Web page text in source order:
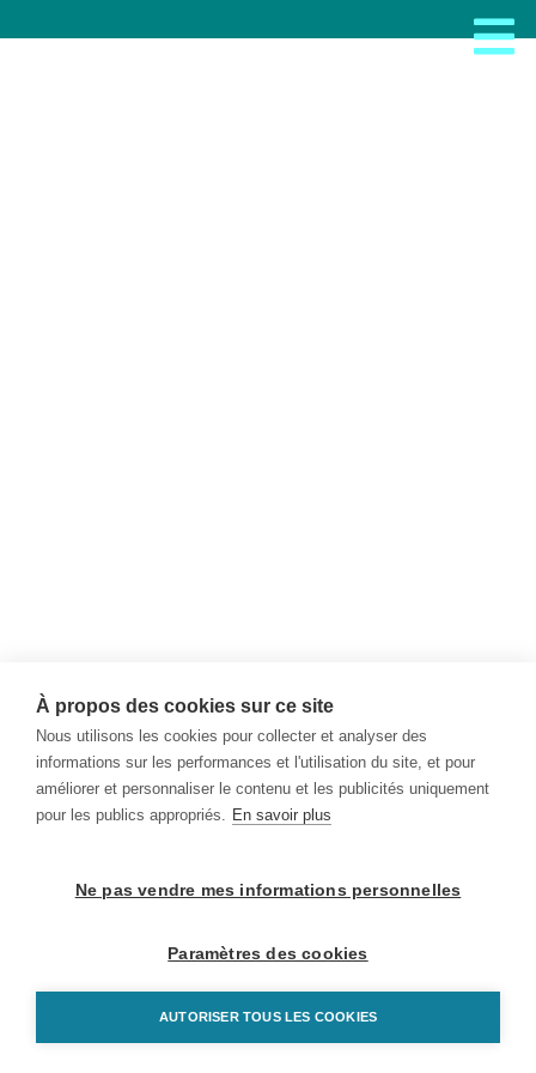
À propos des cookies sur ce site
Nous utilisons les cookies pour collecter et analyser des
informations sur les performances et l'utilisation du site, et pour
améliorer et personnaliser le contenu et les publicités uniquement
pour les publics appropriés. En savoir plus
Ne pas vendre mes informations personnelles
Paramètres des cookies
AUTORISER TOUS LES COOKIES